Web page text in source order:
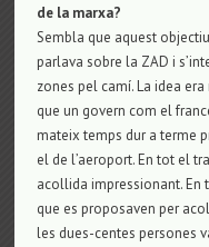
de la marxa?
Sembla que aquest
parlava sobre la ZAD i
zones pel camí. La idea
que un govern com el
mateix temps dur a terme
el de l’aeroport. En tot el
acollida impressionant. En
que es proposaven per
les dues-centes persones